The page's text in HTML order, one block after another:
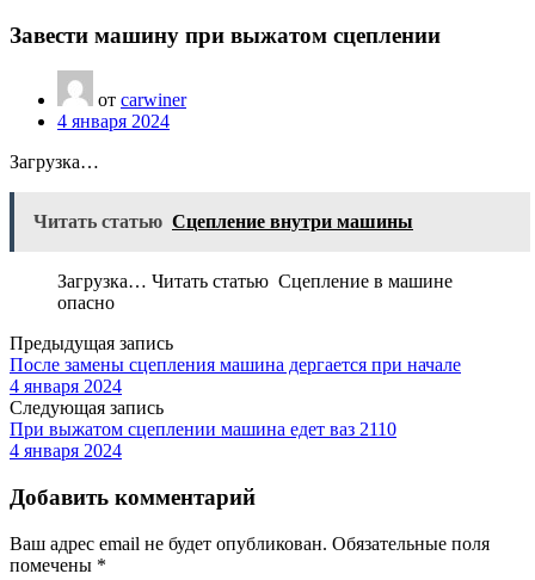
Завести машину при выжатом сцеплении
от carwiner
4 января 2024
Загрузка…
Читать статью Сцепление внутри машины
Загрузка… Читать статью Сцепление в машине
опасно
Предыдущая запись
После замены сцепления машина дергается при начале
4 января 2024
Следующая запись
При выжатом сцеплении машина едет ваз 2110
4 января 2024
Добавить комментарий
Ваш адрес email не будет опубликован. Обязательные поля
помечены *